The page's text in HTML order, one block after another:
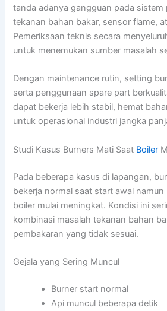
tanda adanya gangguan pada sistem
tekanan bahan bakar, sensor flame,
Pemeriksaan teknis secara
untuk menemukan sumber masalah
Dengan maintenance rutin, setting
serta penggunaan spare part
dapat bekerja lebih stabil, hemat
untuk operasional industri jangka
Studi Kasus Burners Mati Saat Boiler
Pada beberapa kasus di lapangan,
bekerja normal saat start awal
boiler mulai meningkat. Kondisi ini
kombinasi masalah tekanan bahan
pembakaran yang tidak sesuai.
Gejala yang Sering Muncul
Burner start normal
Api muncul beberapa detik